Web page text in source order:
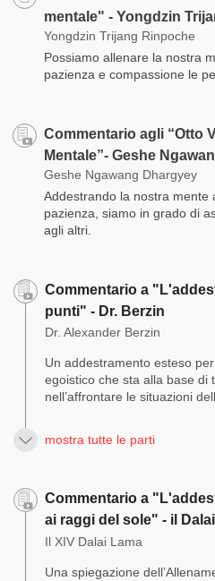
mentale" - Yongdzin
Yongdzin Trijang Rinpoche
Possiamo allenare la nostra
pazienza e compassione le
Commentario agli “Otto
Mentale”- Geshe
Geshe Ngawang Dhargyey
Addestrando la nostra mente
pazienza, siamo in grado di
agli altri.
Commentario a
punti" - Dr. Berzin
Dr. Alexander Berzin
Un addestramento esteso
egoistico che sta alla base di
nell’affrontare le situazioni
mostra tutte le parti
Commentario a
ai raggi del sole" - il
Il XIV Dalai Lama
Una spiegazione